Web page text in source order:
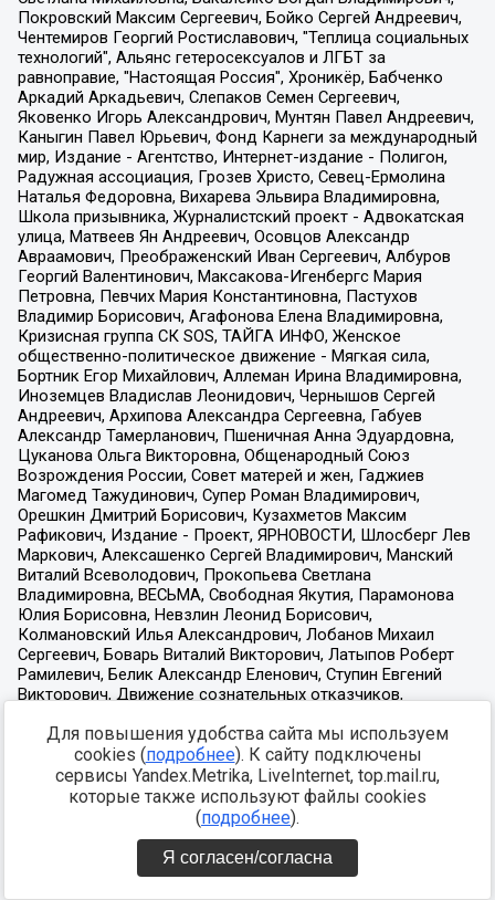
Для повышения удобства сайта мы используем
cookies (подробнее). К сайту подключены
сервисы Yandex.Metrika, LiveInternet, top.mail.ru,
которые также используют файлы cookies
(подробнее).
Я согласен/согласна